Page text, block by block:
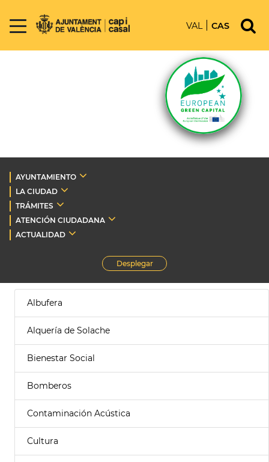
VAL CAS
AYUNTAMIENTO
LA CIUDAD
TRÁMITES
ATENCIÓN CIUDADANA
ACTUALIDAD
Desplegar
Albufera
Alquería de Solache
Bienestar Social
Bomberos
Contaminación Acústica
Cultura